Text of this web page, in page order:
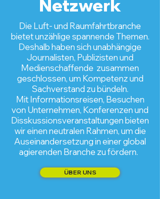
Netzwerk
Die Luft- und Raumfahrtbranche
bietetunzählige spannende Themen.
Deshalb haben sich unabhängige
Journalisten, Publizisten und
Medienschaffende zusammen
geschlossen, um Kompetenz und
Sachverstand zu bündeln.
Mit Informationsreisen, Besuchen
von Unternehmen, Konferenzen und
Disskussionsveranstaltungen bieten
wir einen neutralen Rahmen, um die
Auseinandersetzung in einer global
agierenden Branche zu fördern.
ÜBER UNS